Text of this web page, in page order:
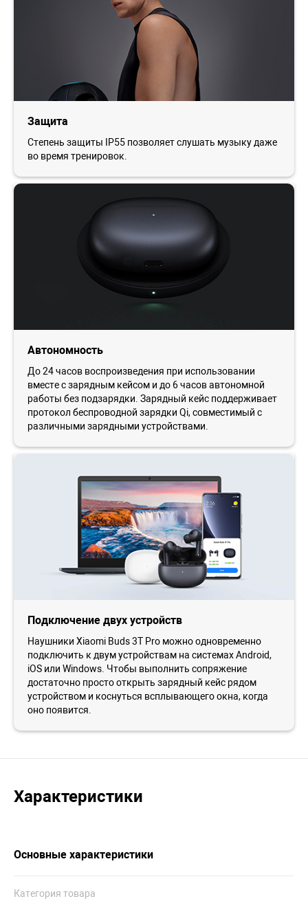
Защита
Степень защиты IP55 позволяет слушать музыку даже
во время тренировок.
Автономность
До 24 часов воспроизведения при использовании
вместе с зарядным кейсом и до 6 часов автономной
работы без подзарядки. Зарядный кейс поддерживает
протокол беспроводной зарядки Qi, совместимый с
различными зарядными устройствами.
Подключение двух устройств
Наушники Xiaomi Buds 3T Pro можно одновременно
подключить к двум устройствам на системах Android,
iOS или Windows. Чтобы выполнить сопряжение
достаточно просто открыть зарядный кейс рядом
устройством и коснуться всплывающего окна, когда
оно появится.
Характеристики
Основные характеристики
Категория товара